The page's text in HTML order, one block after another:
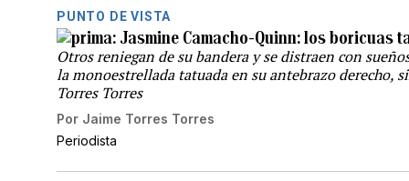
PUNTO DE VISTA
Jasmine Camacho-Quinn: los boricuas
Otros reniegan de su bandera y se distraen con
la monoestrellada tatuada en su antebrazo derecho,
Torres Torres
Por Jaime Torres Torres
Periodista